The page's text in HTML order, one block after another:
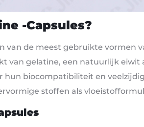
-capsules?
van de meest gebruikte vormen
van gelatine, een natuurlijk eiwit
hun biocompatibiliteit en
stoffen als